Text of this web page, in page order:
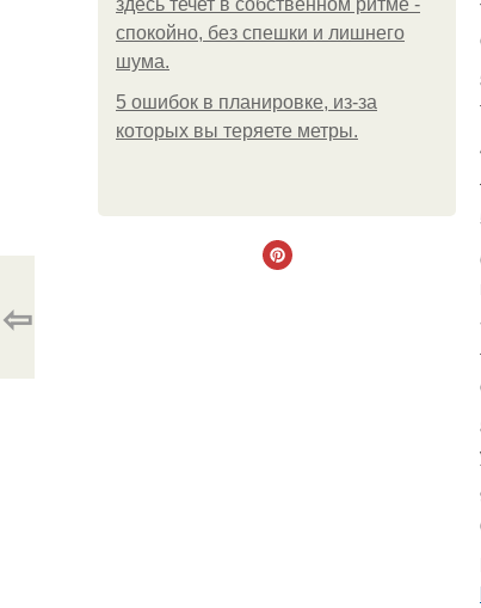
здесь течет в собственном ритме -
спокойно, без спешки и лишнего
шума.
5 ошибок в планировке, из-за
которых вы теряете метры.
⇦